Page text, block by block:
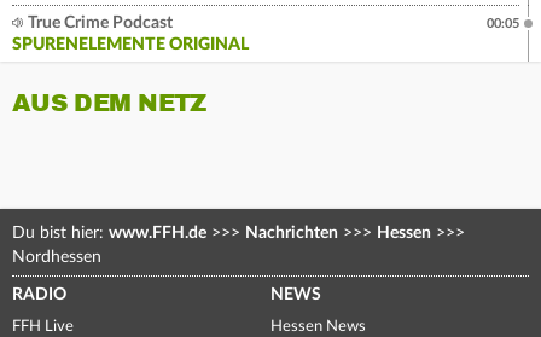
True Crime Podcast
SPURENELEMENTE ORIGINAL
00:05
AUS DEM NETZ
Du bist hier: www.FFH.de >>> Nachrichten >>> Hessen >>>
Nordhessen
RADIO
FFH Live
NEWS
Hessen News